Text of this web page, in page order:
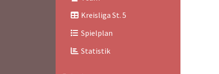
Kreisliga St. 5
Spielplan
Statistik